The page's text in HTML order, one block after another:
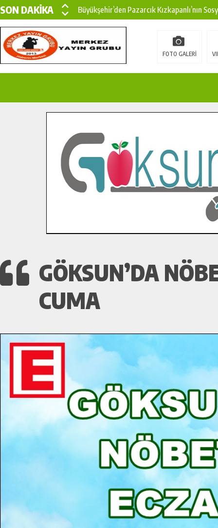
SON DAKİKA
Büyükşehir’den Pazarcık Kızkapanlı’nın
Büyükşehir’den Pazarcık Kırsalına Modern
Çin’den KSÜ’ye Uluslararası Başarı:
İlçe Jandarma Komutanı Karakaya’dan
Bertiz’in Yeni Köprüsünde Sona Doğru.
FOTO GALERİ
GÖKSUN’DA
CUMA